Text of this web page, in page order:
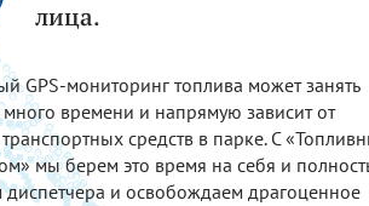
лица.
GPS-мониторинг топлива может занять
много времени и напрямую зависит от
транспортных средств в парке. С
мы берем это время на себя и
диспетчера и освобождаем драгоценное